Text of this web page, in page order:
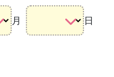
月 日